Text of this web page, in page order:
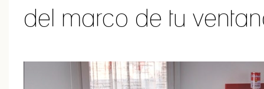
del marco de tu